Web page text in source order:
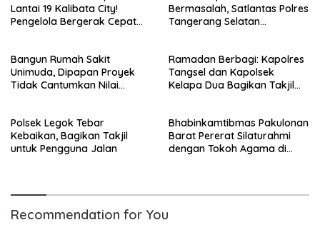
Lantai 19 Kalibata City!
Pengelola Bergerak Cepat
Bermasalah, Satlantas Polres
Tangerang Selatan
Bangun Rumah Sakit
Unimuda, Dipapan Proyek
Tidak Cantumkan Nilai
Ramadan Berbagi: Kapolres
Tangsel dan Kapolsek
Kelapa Dua Bagikan Takjil
Polsek Legok Tebar
Kebaikan, Bagikan Takjil
untuk Pengguna Jalan
Bhabinkamtibmas Pakulonan
Barat Pererat Silaturahmi
dengan Tokoh Agama di
Recommendation for You